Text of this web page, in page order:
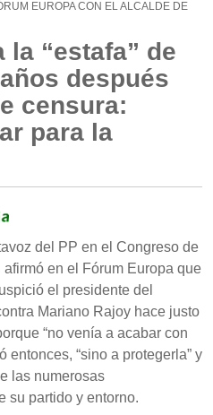
EUROPA CON EL ALCALDE DE
la “estafa” de
después
censura:
para la
del PP en el Congreso de
en el Fórum Europa que
el presidente del
Mariano Rajoy hace justo
“no venía a acabar con
entonces, “sino a protegerla” y
las numerosas
su partido y entorno.